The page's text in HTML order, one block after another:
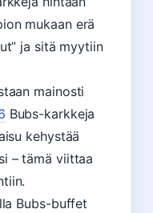
mukaan erä
ja sitä myytiin
mainosti
Bubs-karkkeja
kehystää
– tämä viittaa
Bubs-buffet